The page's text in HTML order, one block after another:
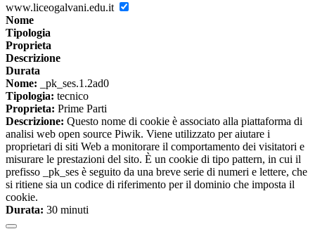
www.liceogalvani.edu.it
Nome
Tipologia
Proprieta
Descrizione
Durata
Nome: _pk_ses.1.2ad0
Tipologia: tecnico
Proprieta: Prime Parti
Descrizione: Questo nome di cookie è associato alla piattaforma di
analisi web open source Piwik. Viene utilizzato per aiutare i
proprietari di siti Web a monitorare il comportamento dei visitatori e
misurare le prestazioni del sito. È un cookie di tipo pattern, in cui il
prefisso _pk_ses è seguito da una breve serie di numeri e lettere, che
si ritiene sia un codice di riferimento per il dominio che imposta il
cookie.
Durata: 30 minuti